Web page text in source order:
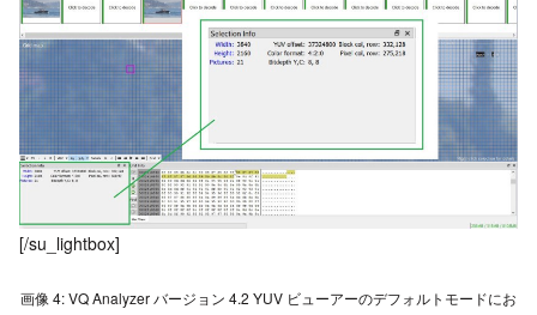
[/su_lightbox]
画像 4: VQ Analyzer バージョン 4.2 YUV ビューアーのデフォルトモードにお